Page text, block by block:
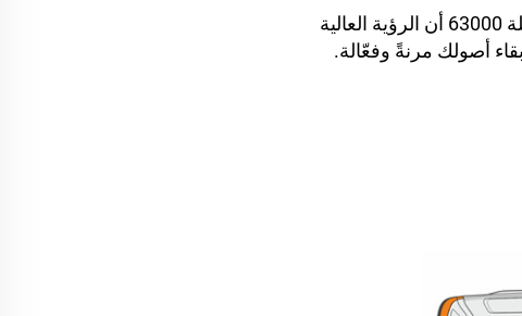
لأي مورد أو مشغل أسطول يسعى إلى ترقية إضاءة المركبات الطارئة، تُثبت سلسلة 63000 أن الرؤية العالية
بقاء أصولك مرنةً وفعّالة.